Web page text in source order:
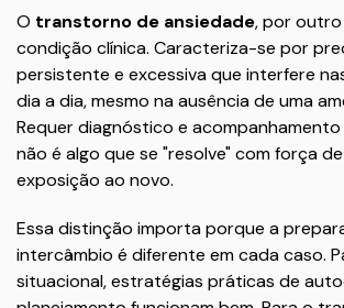
O transtorno de ansiedade, por outro
condição clínica. Caracteriza-se por
persistente e excessiva que interfere
dia a dia, mesmo na ausência de uma
Requer diagnóstico e
não é algo que se "resolve" com força
exposição ao novo.
Essa distinção importa porque a
intercâmbio é diferente em cada caso.
situacional, estratégias práticas de